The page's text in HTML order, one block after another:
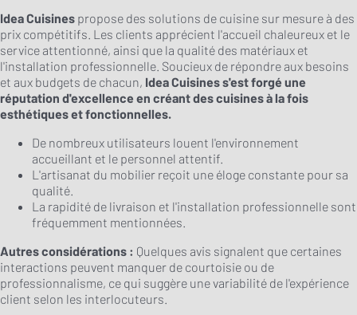
Idea Cuisines propose des solutions de cuisine sur mesure à des
prix compétitifs. Les clients apprécient l'accueil chaleureux et le
service attentionné, ainsi que la qualité des matériaux et
l'installation professionnelle. Soucieux de répondre aux besoins
et aux budgets de chacun, Idea Cuisines s'est forgé une
réputation d'excellence en créant des cuisines à la fois
esthétiques et fonctionnelles.
De nombreux utilisateurs louent l'environnement
accueillant et le personnel attentif.
L'artisanat du mobilier reçoit une éloge constante pour sa
qualité.
La rapidité de livraison et l'installation professionnelle sont
fréquemment mentionnées.
Autres considérations : Quelques avis signalent que certaines
interactions peuvent manquer de courtoisie ou de
professionnalisme, ce qui suggère une variabilité de l'expérience
client selon les interlocuteurs.